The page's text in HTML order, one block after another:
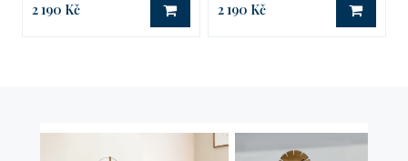
2 190 Kč DO KOŠÍKU
2 190 Kč DO